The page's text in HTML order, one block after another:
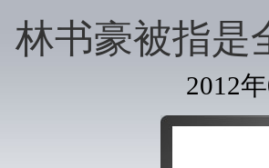
林书豪被指是
2012